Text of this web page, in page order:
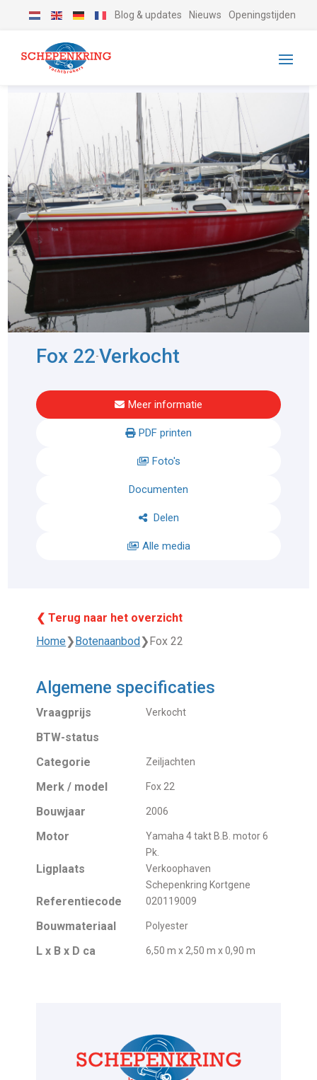
Blog & updates Nieuws Openingstijden
Fox 22-Verkocht
Meer informatie
PDF printen
Foto's
Documenten
Delen
Alle media
❮ Terug naar het overzicht
Home❯ Botenaanbod ❯ Fox 22
Algemene specificaties
Vraagprijs Verkocht
BTW-status
Categorie
Zeiljachten
Merk / model Fox 22
Bouwjaar 2006
Motor
Yamaha 4 takt B.B. motor 6
Pk.
Ligplaats
Verkoophaven
Schepenkring Kortgene
Referentiecode 020119009
Bouwmateriaal Polyester
L x B x D ca 6,50 m x 2,50 m x 0,90 m